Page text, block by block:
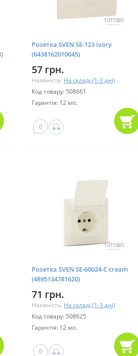
Розетка SVEN SE-123 ivory
(6438162010645)
57 грн.
Наявність: На складі (1-3 дні)
Код товару: 508661
Гарантія: 12 міс.
0
Розетка SVEN SE-60024-C cream
(4895134781620)
71 грн.
Наявність: На складі (1-3 дні)
Код товару: 508625
Гарантія: 12 міс.
0